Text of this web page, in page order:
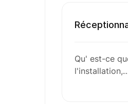
Qu' est-ce